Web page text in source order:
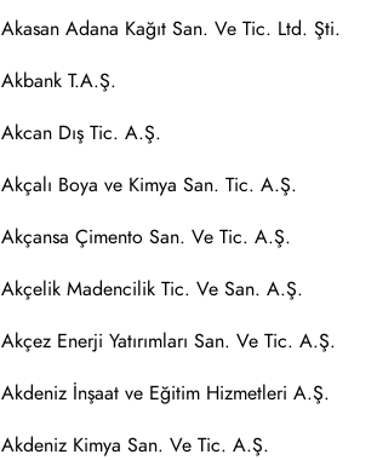
Akasan Adana Kağıt San. Ve Tic. Ltd. Şti.
Akbank T.A.Ş.
Akcan Dış Tic. A.Ş.
Akçalı Boya ve Kimya San. Tic. A.Ş.
Akçansa Çimento San. Ve Tic. A.Ş.
Akçelik Madencilik Tic. Ve San. A.Ş.
Akçez Enerji Yatırımları San. Ve Tic. A.Ş.
Akdeniz İnşaat ve Eğitim Hizmetleri A.Ş.
Akdeniz Kimya San. Ve Tic. A.Ş.